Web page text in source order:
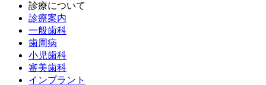
診療について
診療案内
一般歯科
歯周病
小児歯科
審美歯科
インプラント